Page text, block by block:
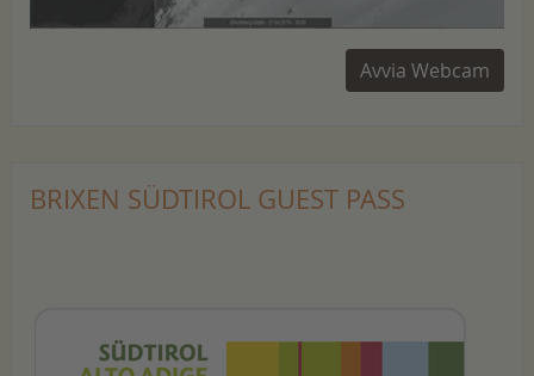
Avvia Webcam
BRIXEN SÜDTIROL GUEST PASS